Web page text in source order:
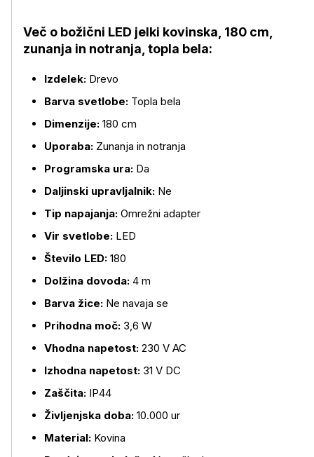
Več o izdelku
Več o božični LED jelki kovinska, 180 cm,
zunanja in notranja, topla bela:
Izdelek: Drevo
Barva svetlobe: Topla bela
Dimenzije: 180 cm
Uporaba: Zunanja in notranja
Programska ura: Da
Daljinski upravljalnik: Ne
Tip napajanja: Omrežni adapter
Vir svetlobe: LED
Število LED: 180
Dolžina dovoda: 4 m
Barva žice: Ne navaja se
Prihodna moč: 3,6 W
Vhodna napetost: 230 V AC
Izhodna napetost: 31 V DC
Zaščita: IP44
Življenjska doba: 10.000 ur
Material: Kovina